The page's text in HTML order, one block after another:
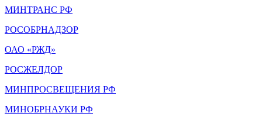
МИНТРАНС РФ
РОСОБРНАДЗОР
ОАО «РЖД»
РОСЖЕЛДОР
МИНПРОСВЕЩЕНИЯ РФ
МИНОБРНАУКИ РФ